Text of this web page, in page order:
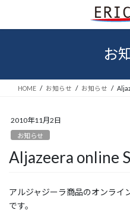
テ
ス
ゲ
ン
お
HOME お知らせ お知らせ
2010年11月2日
お知らせ
Aljazeera online
アルジャジーラ商品のオンライ
です。